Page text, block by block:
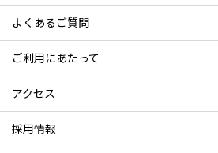
よくあるご質問
ご利用にあたって
アクセス
採用情報